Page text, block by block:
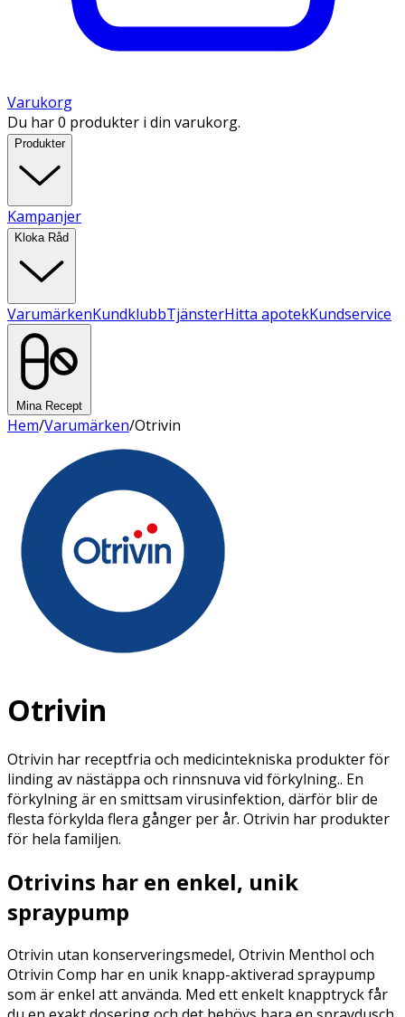
Varukorg
Du har 0 produkter i din varukorg.
Produkter
Kampanjer
Kloka Råd
VarumärkenKundklubbTjänsterHitta apotekKundservice
Mina Recept
Hem/Varumärken/Otrivin
Otrivin
Otrivin har receptfria och medicintekniska produkter för
linding av nästäppa och rinnsnuva vid förkylning.. En
förkylning är en smittsam virusinfektion, därför blir de
flesta förkylda flera gånger per år. Otrivin har produkter
för hela familjen.
Otrivins har en enkel, unik
spraypump
Otrivin utan konserveringsmedel, Otrivin Menthol och
Otrivin Comp har en unik knapp-aktiverad spraypump
som är enkel att använda. Med ett enkelt knapptryck får